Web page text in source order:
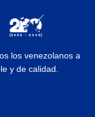
los venezolanos a
y de calidad.